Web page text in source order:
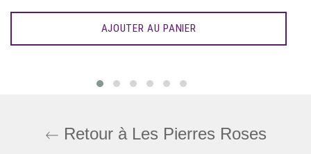
AJOUTER AU PANIER
Retour à Les Pierres Roses